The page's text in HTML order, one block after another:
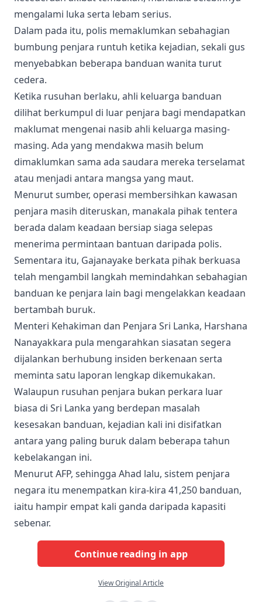
mengalami luka serta lebam serius.
Dalam pada itu, polis memaklumkan sebahagian
bumbung penjara runtuh ketika kejadian, sekali gus
menyebabkan beberapa banduan wanita turut
cedera.
Ketika rusuhan berlaku, ahli keluarga banduan
dilihat berkumpul di luar penjara bagi mendapatkan
maklumat mengenai nasib ahli keluarga masing-
masing. Ada yang mendakwa masih belum
dimaklumkan sama ada saudara mereka terselamat
atau menjadi antara mangsa yang maut.
Menurut sumber, operasi membersihkan kawasan
penjara masih diteruskan, manakala pihak tentera
berada dalam keadaan bersiap siaga selepas
menerima permintaan bantuan daripada polis.
Sementara itu, Gajanayake berkata pihak berkuasa
telah mengambil langkah memindahkan sebahagian
banduan ke penjara lain bagi mengelakkan keadaan
bertambah buruk.
Menteri Kehakiman dan Penjara Sri Lanka, Harshana
Nanayakkara pula mengarahkan siasatan segera
dijalankan berhubung insiden berkenaan serta
meminta satu laporan lengkap dikemukakan.
Walaupun rusuhan penjara bukan perkara luar
biasa di Sri Lanka yang berdepan masalah
kesesakan banduan, kejadian kali ini disifatkan
antara yang paling buruk dalam beberapa tahun
kebelakangan ini.
Menurut AFP, sehingga Ahad lalu, sistem penjara
negara itu menempatkan kira-kira 41,250 banduan,
iaitu hampir empat kali ganda daripada kapasiti
sebenar.
Continue reading in app
View Original Article